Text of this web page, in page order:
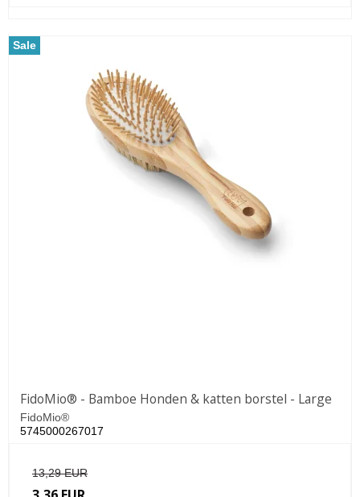
Sale
FidoMio® - Bamboe Honden & katten borstel - Large
FidoMio®
5745000267017
13,29 EUR